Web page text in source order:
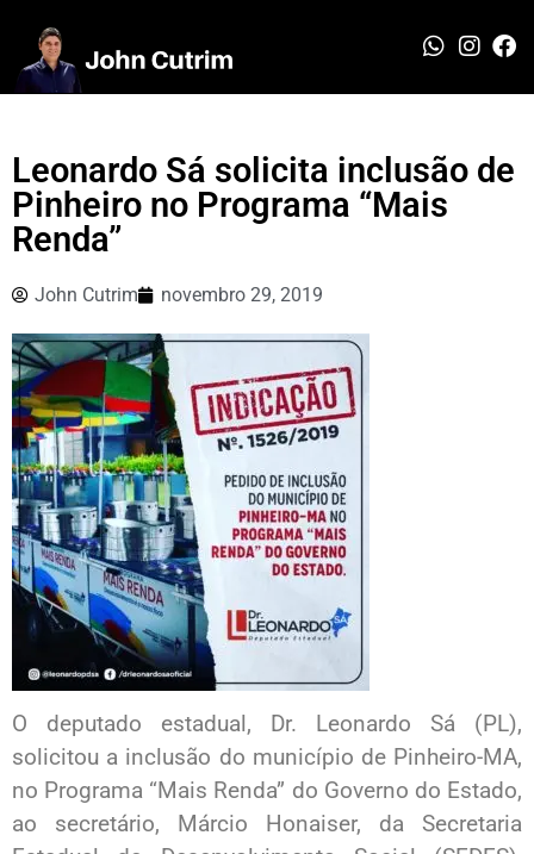
Leonardo Sá solicita inclusão de
Pinheiro no Programa “Mais
Renda”
John Cutrim novembro 29, 2019
O deputado estadual, Dr. Leonardo Sá (PL),
solicitou a inclusão do município de Pinheiro-MA,
no Programa “Mais Renda” do Governo do Estado,
ao secretário, Márcio Honaiser, da Secretaria